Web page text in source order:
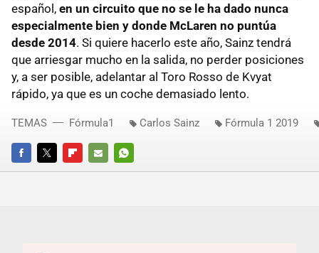
español, en un circuito que no se le ha dado nunca
especialmente bien y donde McLaren no puntúa
desde 2014. Si quiere hacerlo este año, Sainz tendrá
que arriesgar mucho en la salida, no perder posiciones
y, a ser posible, adelantar al Toro Rosso de Kvyat
rápido, ya que es un coche demasiado lento.
FACEBOOKTWITTERFLIPBOARD
E-
WHATSAPP
TEMAS Fórmula1 Carlos Sainz Fórmula 1 2019